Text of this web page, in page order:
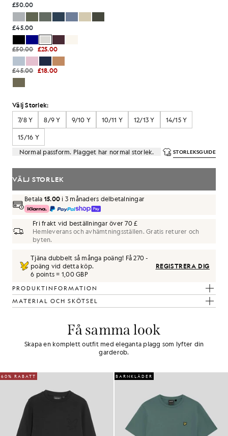
£50.00
£45.00
£50.00 £25.00
£45.00 £18.00
Välj Storlek:
7/8 Y
8/9 Y 9/10 Y 10/11 Y 12/13 Y 14/15 Y
15/16 Y
Normal passform. Plagget har normal storlek.
STORLEKSGUIDE
VÄLJ STORLEK
Betala 15.00 i 3 månaders delbetalningar
Fri frakt vid beställningar över 70 £
Hemleverans och avhämtningsställen. Gratis returer och
byten.
Tjäna dubbelt så många poäng! Få270-
poäng vid detta köp.
6 points = 1,00 GBP
REGISTRERA DIG
PRODUKTINFORMATION
MATERIAL OCH SKÖTSEL
Få samma look
Skapa en komplett outfit med eleganta plagg som lyfter din
garderob.
60% RABATT BARNKLÄDER